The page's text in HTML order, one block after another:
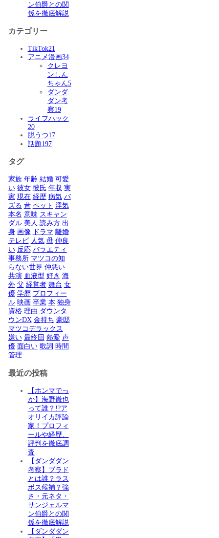
ン伯爵との関
係を徹底解説
カテゴリー
TikTok21
アニメ漫画34
クレヨ
ンしん
ちゃん5
ダンダ
ダン考
察19
ライフハック
20
脱うつ17
話題197
タグ
家族 年齢 結婚 可愛
い 彼女 彼氏 年収 実
家 現在 経歴 病気 バ
ズる 昔 ペット 浮気
本名 意味 スキャン
ダル 美人 読み方 出
身 画像 ドラマ 離婚
テレビ 人気 母 仲良
い 反応 バラエティ
事務所 マツコの知
らない世界 仲悪い
共演 血液型 好き 海
外 父 経営者 舞台 女
優 学歴 プロフィー
ル 映画 卒業 本 独身
資格 理由 ダウンタ
ウンDX 金持ち 豪邸
マツコデラックス
嫌い 最終回 熱愛 声
優 面白い 歌詞 時間
管理
最近の投稿
【ホンマでっ
か】海野徹也
って誰？!?ア
オリイカ評論
家！プロフィ
ールや経歴、
評判を徹底調
査
【ダンダダン
考察】ブラド
とは誰？ラス
ボス候補？強
さ・元ネタ・
サンジェルマ
ン伯爵との関
係を徹底解説
【ダンダダン